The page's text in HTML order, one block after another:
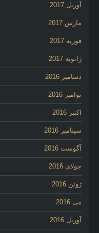
آوریل 2017
مارس 2017
فوریه 2017
ژانویه 2017
دسامبر 2016
نوامبر 2016
اکتبر 2016
سپتامبر 2016
آگوست 2016
جولای 2016
ژوئن 2016
می 2016
آوریل 2016